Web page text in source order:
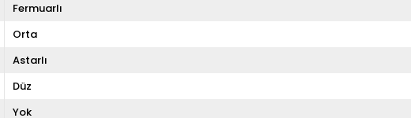
Fermuarlı
Orta
Astarlı
Düz
Yok